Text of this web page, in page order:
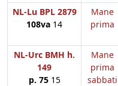
NL-Lu BPL 2879
108va 14
Mane
prima
NL-Urc BMH h.
149
p. 7515
Mane
prima
sabbati